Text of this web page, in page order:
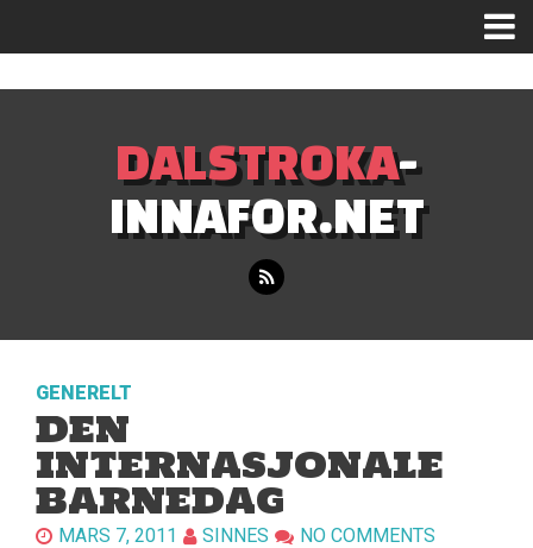
DALSTROKA-
INNAFOR.NET
GENERELT
DEN
INTERNASJONALE
BARNEDAG
MARS 7, 2011 SINNES NO COMMENTS